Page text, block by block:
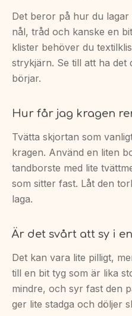
Det beror på hur du
nål, tråd och kanske en
klister behöver du
strykjärn. Se till att ha det
börjar.
Hur får jag kragen
Tvätta skjortan som
kragen. Använd en liten
tandborste med lite
som sitter fast. Låt den
laga.
Är det svårt att sy i
Det kan vara lite pilligt,
till en bit tyg som är lika
mindre, och syr fast den
ger lite stadga och döljer